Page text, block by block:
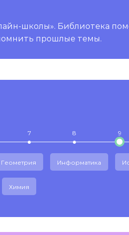
школы». Библиотека
прошлые темы.
7 8 9
Геометрия Информатика
Химия